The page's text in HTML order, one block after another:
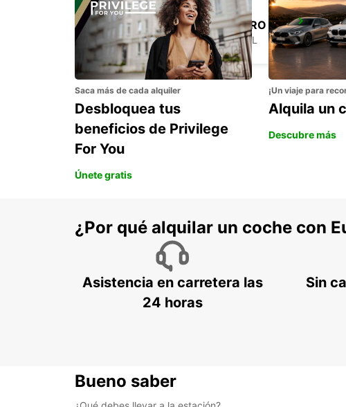
ANGRA DO HEROÍSMO CENTRO CIUDAD
ANGRA DO HEROISMO - PORTUGAL
Saca más de cada alquiler
Desbloquea tus
beneficios de Privilege
For You
Únete gratis
¡Un viaje para
Alquila un
Descubre más
¿Por qué alquilar un coche con
Asistencia en carretera las
24 horas
Sin
Bueno saber